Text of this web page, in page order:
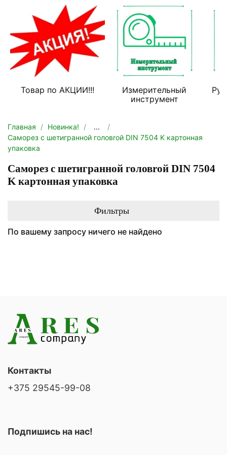
Товар по АКЦИИ!!!
Измерительный
инструмент
Главная Новинка!
...
Саморез с шетигранной головrой DIN 7504 K картонная
упаковка
Саморез с шетигранной головrой DIN 7504
K картонная упаковка
Фильтры
По вашему запросу ничего не найдено
Контакты
+375 29545-99-08
Подпишись на нас!